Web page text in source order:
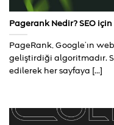
Pagerank Nedir? SEO
PageRank, Google’ın
geliştirdiği algoritmadır.
edilerek her sayfaya [...]